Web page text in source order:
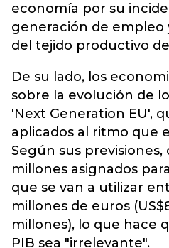
economía por su
generación de
del tejido productivo
De su lado, los
sobre la evolución de
'Next Generation EU',
aplicados al ritmo que
Según sus previsiones,
millones asignados
que se van a utilizar
millones de euros
millones), lo que hace
PIB sea "irrelevante".